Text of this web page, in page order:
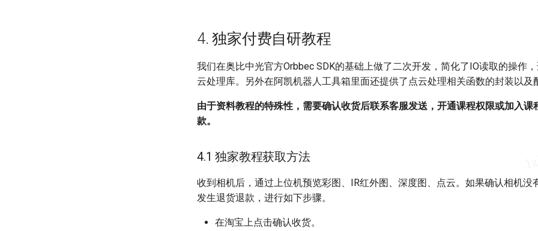
4. 独家付费自研教程
我们在奥比中光官方Orbbec SDK的基础上做了二次开发，简化了IO读取的操作
云处理库。另外在阿凯机器人工具箱里面还提供了点云处理相关函数的封装以及
由于资料教程的特殊性，需要确认收货后联系客服发送，开通课程权限或加入课
款。
4.1 独家教程获取方法
收到相机后，通过上位机预览彩图、IR红外图、深度图、点云。如果确认相机没
发生退货退款，进行如下步骤。
在淘宝上点击确认收货。